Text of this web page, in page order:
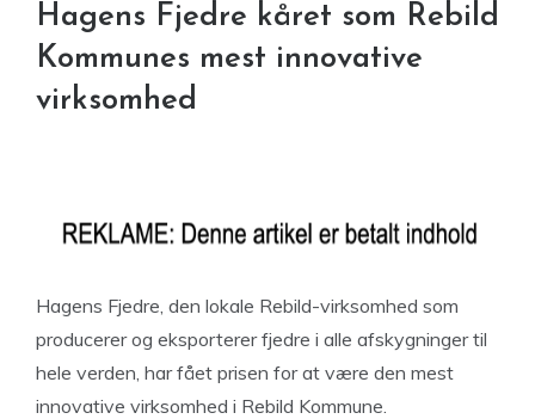
Hagens Fjedre kåret som Rebild
Kommunes mest innovative
virksomhed
Hagens Fjedre, den lokale Rebild-virksomhed som
producerer og eksporterer fjedre i alle afskygninger til
hele verden, har fået prisen for at være den mest
innovative virksomhed i Rebild Kommune.